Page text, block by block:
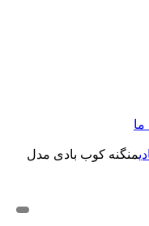
ما
منگنه کوب بادی مدل